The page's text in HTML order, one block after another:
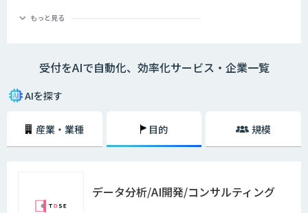
次受付を自動化し、対応時間なども改善します。
もっと見る
受付をAIで自動化、効率化サービス・企業一覧
AIを探す
産業・業種 目的 規模
データ分析/AI開発/コンサルティング